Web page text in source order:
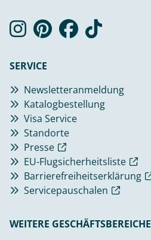
SERVICE
Newsletteranmeldung
Katalogbestellung
Visa Service
Standorte
Presse
EU-Flugsicherheitsliste
Barrierefreiheitserklärung
Servicepauschalen
WEITERE GESCHÄFTSBEREICHE